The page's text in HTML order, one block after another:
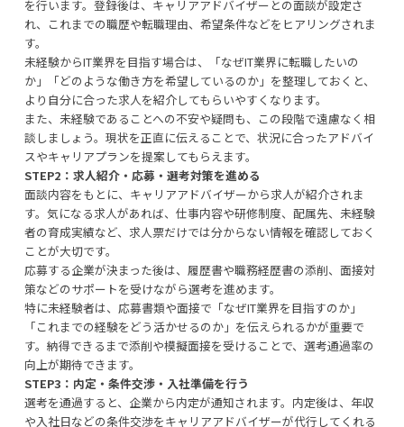
を行います。登録後は、キャリアアドバイザーとの面談が設定さ
れ、これまでの職歴や転職理由、希望条件などをヒアリングされま
す。
未経験からIT業界を目指す場合は、「なぜIT業界に転職したいの
か」「どのような働き方を希望しているのか」を整理しておくと、
より自分に合った求人を紹介してもらいやすくなります。
また、未経験であることへの不安や疑問も、この段階で遠慮なく相
談しましょう。現状を正直に伝えることで、状況に合ったアドバイ
スやキャリアプランを提案してもらえます。
STEP2：求人紹介・応募・選考対策を進める
面談内容をもとに、キャリアアドバイザーから求人が紹介されま
す。気になる求人があれば、仕事内容や研修制度、配属先、未経験
者の育成実績など、求人票だけでは分からない情報を確認しておく
ことが大切です。
応募する企業が決まった後は、履歴書や職務経歴書の添削、面接対
策などのサポートを受けながら選考を進めます。
特に未経験者は、応募書類や面接で「なぜIT業界を目指すのか」
「これまでの経験をどう活かせるのか」を伝えられるかが重要で
す。納得できるまで添削や模擬面接を受けることで、選考通過率の
向上が期待できます。
STEP3：内定・条件交渉・入社準備を行う
選考を通過すると、企業から内定が通知されます。内定後は、年収
や入社日などの条件交渉をキャリアアドバイザーが代行してくれる